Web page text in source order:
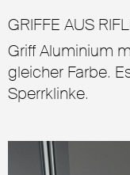
GRIFFE AUS
Griff Aluminium
gleicher Farbe.
Sperrklinke.